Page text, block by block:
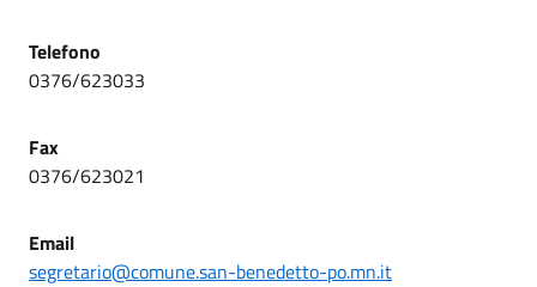
Telefono
0376/623033
Fax
0376/623021
Email
segretario@comune.san-benedetto-po.mn.it